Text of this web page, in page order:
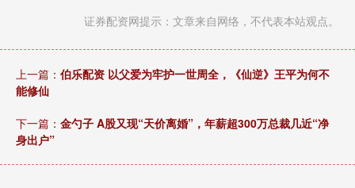
证券配资网提示：文章来自网络，不代表本站观点。
上一篇： 伯乐配资 以父爱为牢护一世周全，《仙逆》王平为何不
能修仙
下一篇： 金勺子 A股又现“天价离婚”，年薪超300万总裁几近“净
身出户”